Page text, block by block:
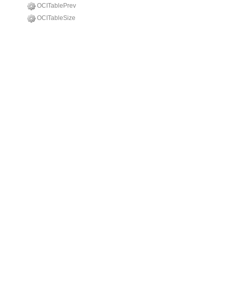
OCITablePrev
OCITableSize